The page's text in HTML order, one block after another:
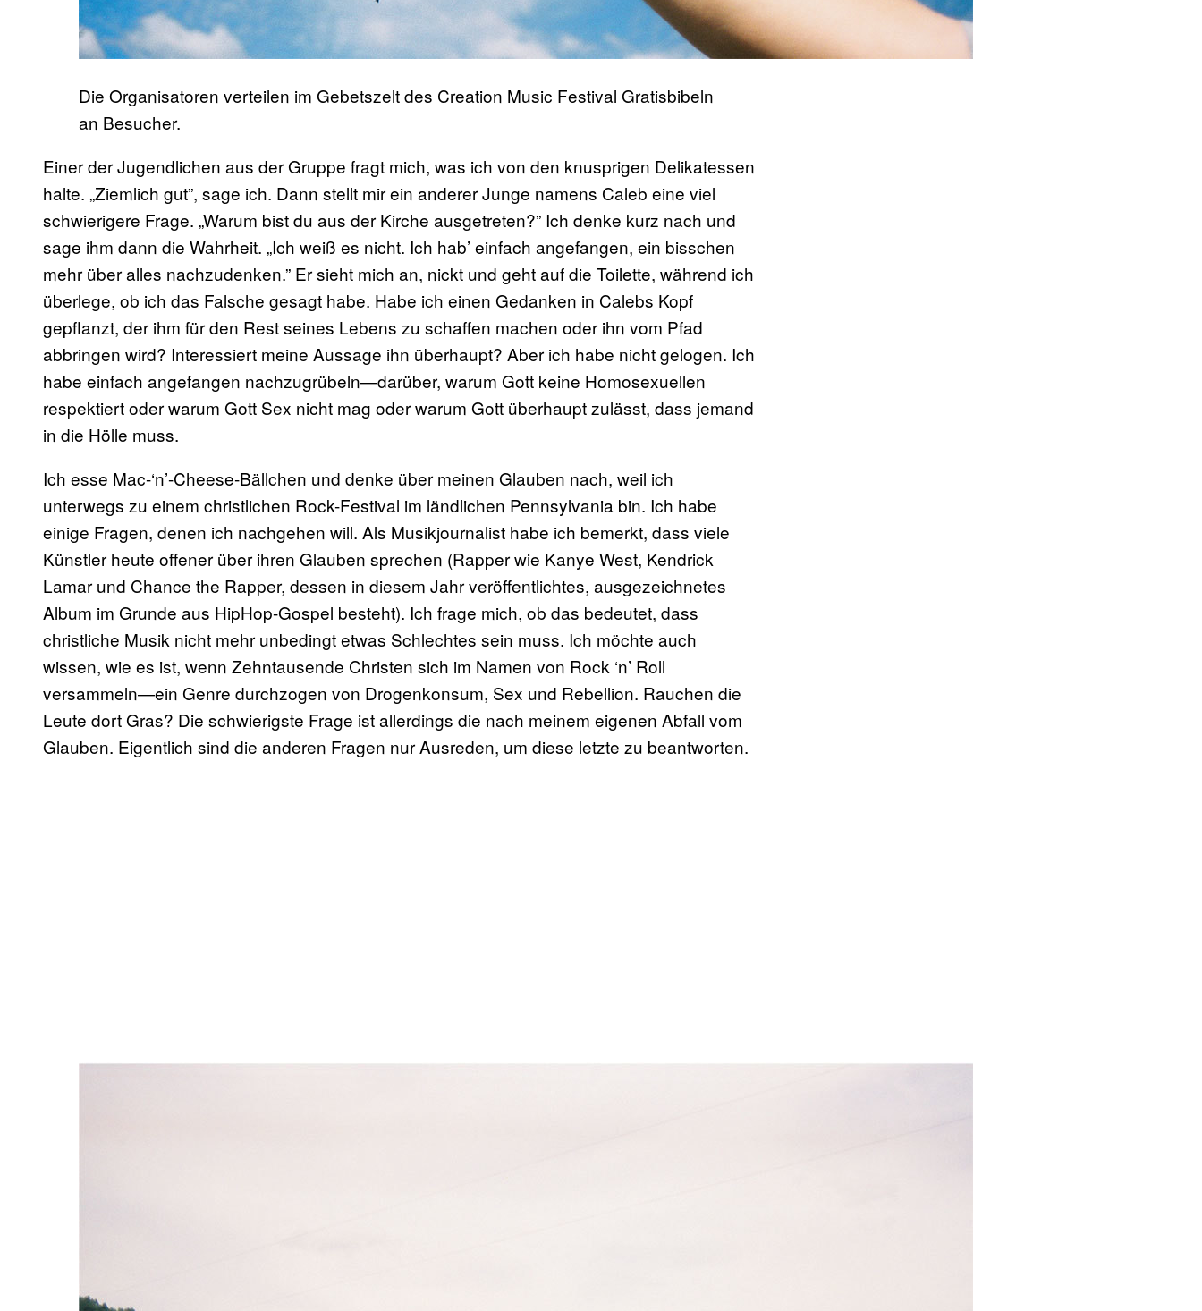
Die Organisatoren verteilen im Gebetszelt des Creation Music Festival Gratisbibeln
an Besucher.
Einer der Jugendlichen aus der Gruppe fragt mich, was ich von den knusprigen Delikatessen
halte. „Ziemlich gut”, sage ich. Dann stellt mir ein anderer Junge namens Caleb eine viel
schwierigere Frage. „Warum bist du aus der Kirche ausgetreten?” Ich denke kurz nach und
sage ihm dann die Wahrheit. „Ich weiß es nicht. Ich hab’ einfach angefangen, ein bisschen
mehr über alles nachzudenken.” Er sieht mich an, nickt und geht auf die Toilette, während ich
überlege, ob ich das Falsche gesagt habe. Habe ich einen Gedanken in Calebs Kopf
gepflanzt, der ihm für den Rest seines Lebens zu schaffen machen oder ihn vom Pfad
abbringen wird? Interessiert meine Aussage ihn überhaupt? Aber ich habe nicht gelogen. Ich
habe einfach angefangen nachzugrübeln—darüber, warum Gott keine Homosexuellen
respektiert oder warum Gott Sex nicht mag oder warum Gott überhaupt zulässt, dass jemand
in die Hölle muss.
Ich esse Mac-‘n’-Cheese-Bällchen und denke über meinen Glauben nach, weil ich
unterwegs zu einem christlichen Rock-Festival im ländlichen Pennsylvania bin. Ich habe
einige Fragen, denen ich nachgehen will. Als Musikjournalist habe ich bemerkt, dass viele
Künstler heute offener über ihren Glauben sprechen (Rapper wie Kanye West, Kendrick
Lamar und Chance the Rapper, dessen in diesem Jahr veröffentlichtes, ausgezeichnetes
Album im Grunde aus HipHop-Gospel besteht). Ich frage mich, ob das bedeutet, dass
christliche Musik nicht mehr unbedingt etwas Schlechtes sein muss. Ich möchte auch
wissen, wie es ist, wenn Zehntausende Christen sich im Namen von Rock ‘n’ Roll
versammeln—ein Genre durchzogen von Drogenkonsum, Sex und Rebellion. Rauchen die
Leute dort Gras? Die schwierigste Frage ist allerdings die nach meinem eigenen Abfall vom
Glauben. Eigentlich sind die anderen Fragen nur Ausreden, um diese letzte zu beantworten.